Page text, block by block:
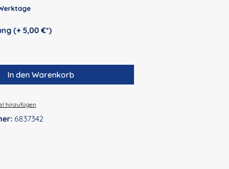
Personalisierung (+ 5,00 €*)auswählen
In den Warenkorb
hinzufügen
6837342